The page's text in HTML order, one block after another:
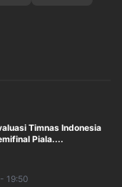
Timnas Indonesia
Piala....
19:50